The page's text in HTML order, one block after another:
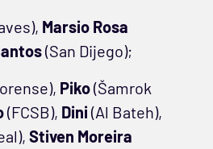
Marsio Rosa
(San Dijego);
Piko(Šamrok
(FCSB), Dini (Al Bateh),
Stiven Moreira